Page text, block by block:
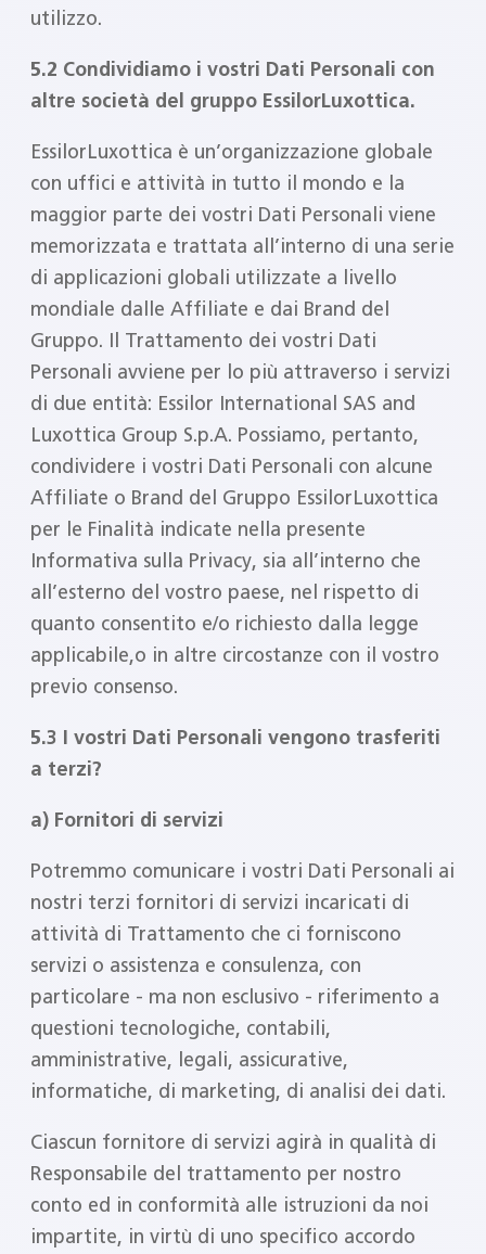
utilizzo.
5.2 Condividiamo i vostri Dati Personali con
altre società del gruppo EssilorLuxottica.
EssilorLuxottica è un’organizzazione globale
con uffici e attività in tutto il mondo e la
maggior parte dei vostri Dati Personali viene
memorizzata e trattata all’interno di una serie
di applicazioni globali utilizzate a livello
mondiale dalle Affiliate e dai Brand del
Gruppo. Il Trattamento dei vostri Dati
Personali avviene per lo più attraverso i servizi
di due entità: Essilor International SAS and
Luxottica Group S.p.A. Possiamo, pertanto,
condividere i vostri Dati Personali con alcune
Affiliate o Brand del Gruppo EssilorLuxottica
per le Finalità indicate nella presente
Informativa sulla Privacy, sia all’interno che
all’esterno del vostro paese, nel rispetto di
quanto consentito e/o richiesto dalla legge
applicabile,o in altre circostanze con il vostro
previo consenso.
5.3 I vostri Dati Personali vengono trasferiti
a terzi?
a) Fornitori di servizi
Potremmo comunicare i vostri Dati Personali ai
nostri terzi fornitori di servizi incaricati di
attività di Trattamento che ci forniscono
servizi o assistenza e consulenza, con
particolare - ma non esclusivo - riferimento a
questioni tecnologiche, contabili,
amministrative, legali, assicurative,
informatiche, di marketing, di analisi dei dati.
Ciascun fornitore di servizi agirà in qualità di
Responsabile del trattamento per nostro
conto ed in conformità alle istruzioni da noi
impartite, in virtù di uno specifico accordo